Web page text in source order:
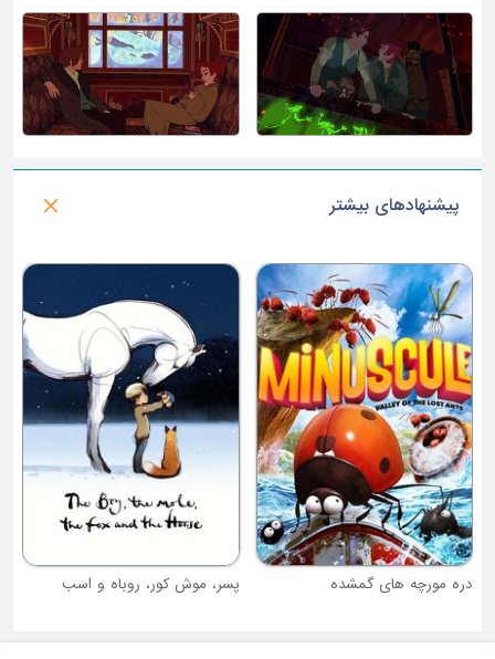
پیشنهادهای بیشتر
دره مورچه های گمشده پسر، موش کور، روباه و اسب